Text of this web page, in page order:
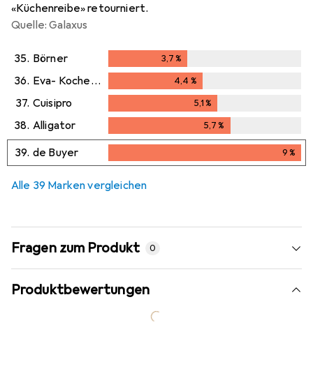
«Küchenreibe» retourniert.
Quelle: Galaxus
35. Börner 3,7%
36. Eva- Kochen und Haushalt 4,4 %
37. Cuisipro 5,1%
38. Alligator 5,7%
39. de Buyer 9%
9%
Alle 39 Marken vergleichen
Fragen zum Produkt 0
Produktbewertungen